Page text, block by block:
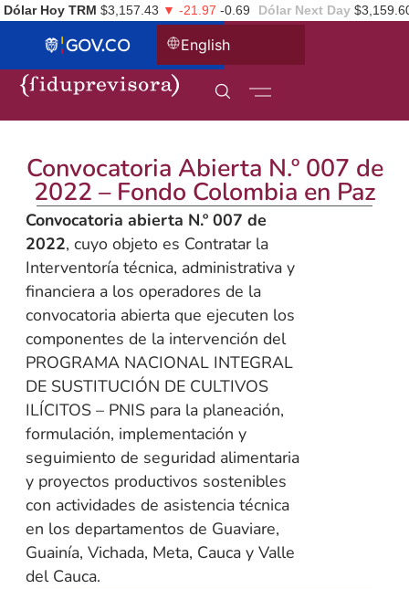
Dólar Hoy TRM $3,157.43 ▼ -21.97 -0.69 Dólar Next Day
English
Convocatoria Abierta N.º 007 de
2022 – Fondo Colombia en Paz
Convocatoria abierta N.º 007 de
2022, cuyo objeto es Contratar la
Interventoría técnica, administrativa y
financiera a los operadores de la
convocatoria abierta que ejecuten los
componentes de la intervención del
PROGRAMA NACIONAL INTEGRAL
DE SUSTITUCIÓN DE CULTIVOS
ILÍCITOS – PNIS para la planeación,
formulación, implementación y
seguimiento de seguridad alimentaria
y proyectos productivos sostenibles
con actividades de asistencia técnica
en los departamentos de Guaviare,
Guainía, Vichada, Meta, Cauca y Valle
del Cauca.